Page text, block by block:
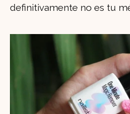
definitivamente no es tu